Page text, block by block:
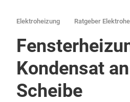
Elektroheizung Ratgeber
Kondensat
Scheibe